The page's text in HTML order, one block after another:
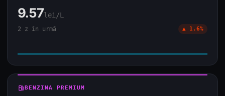
9.57lei/L
2 z în urmă ▲ 1.6%
local_gas_stationBENZINA PREMIUM